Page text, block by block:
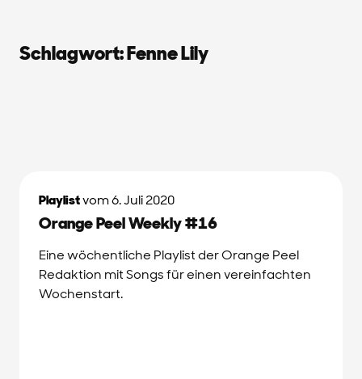
Schlagwort:Fenne Lily
Playlistvom 6. Juli 2020
Orange Peel Weekly #16
Eine wöchentliche Playlist der Orange Peel
Redaktion mit Songs für einen vereinfachten
Wochenstart.